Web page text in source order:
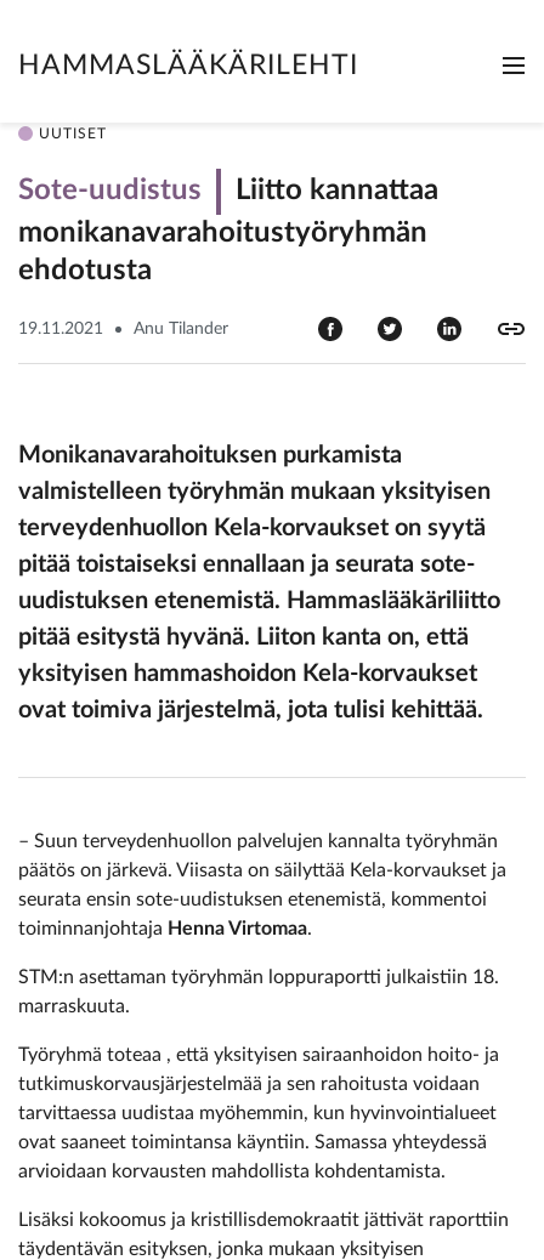
HAMMASLÄÄKÄRILEHTI
UUTISET
Sote-uudistus
Liitto kannattaa
monikanavarahoitustyöryhmän
ehdotusta
19.11.2021 Anu Tilander
Monikanavarahoituksen purkamista
valmistelleen työryhmän mukaan yksityisen
terveydenhuollon Kela-korvaukset on syytä
pitää toistaiseksi ennallaan ja seurata sote-
uudistuksen etenemistä. Hammaslääkäriliitto
pitää esitystä hyvänä. Liiton kanta on, että
yksityisen hammashoidon Kela-korvaukset
ovat toimiva järjestelmä, jota tulisi kehittää.
– Suun terveydenhuollon palvelujen kannalta työryhmän
päätös on järkevä. Viisasta on säilyttää Kela-korvaukset ja
seurata ensin sote-uudistuksen etenemistä, kommentoi
toiminnanjohtaja Henna Virtomaa.
STM:n asettaman työryhmän loppuraportti julkaistiin 18.
marraskuuta.
Työryhmä toteaa , että yksityisen sairaanhoidon hoito- ja
tutkimuskorvausjärjestelmää ja sen rahoitusta voidaan
tarvittaessa uudistaa myöhemmin, kun hyvinvointialueet
ovat saaneet toimintansa käyntiin. Samassa yhteydessä
arvioidaan korvausten mahdollista kohdentamista.
Lisäksi kokoomus ja kristillisdemokraatit jättivät raporttiin
täydentävän esityksen, jonka mukaan yksityisen